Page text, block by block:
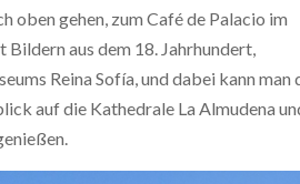
oben gehen, zum Café de Palacio im
Bildern aus dem 18. Jahrhundert,
Reina Sofía, und dabei kann man
auf die Kathedrale La Almudena